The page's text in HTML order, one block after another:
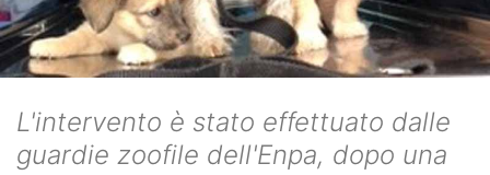
L'intervento è stato effettuato dalle
guardie zoofile dell'Enpa, dopo una